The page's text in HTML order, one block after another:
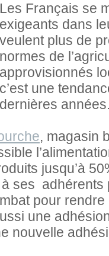
Les Français se
exigeants dans
veulent plus de
normes de
approvisionnés
c’est une
dernières
, magasin
jusqu’à
ses adhérents
pour
une
nouvelle